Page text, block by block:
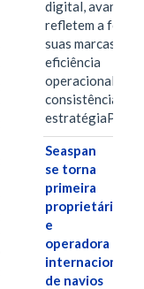
digital, avanços
refletem a força
suas marcas, a
eficiência
operacional e a
consistência de
Seaspan
se torna
primeira
proprietária
e
operadora
internacional
de navios